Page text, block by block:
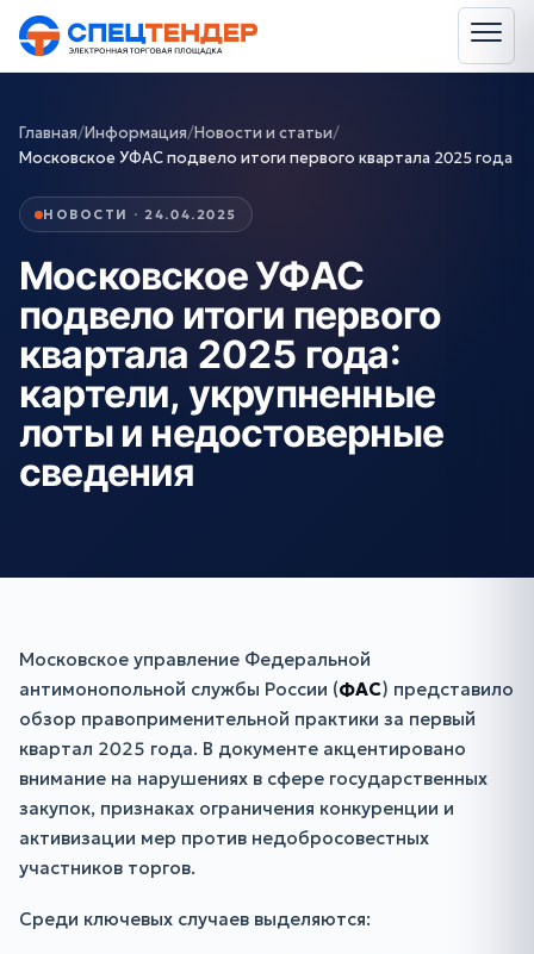
Главная/Информация/Новости и статьи/
Московское УФАС подвело итоги первого квартала 2025 года
НОВОСТИ · 24.04.2025
Московское УФАС
подвело итоги первого
квартала 2025 года:
картели, укрупненные
лоты и недостоверные
сведения
Московское управление Федеральной
антимонопольной службы России (ФАС) представило
обзор правоприменительной практики за первый
квартал 2025 года. В документе акцентировано
внимание на нарушениях в сфере государственных
закупок, признаках ограничения конкуренции и
активизации мер против недобросовестных
участников торгов.
Среди ключевых случаев выделяются: